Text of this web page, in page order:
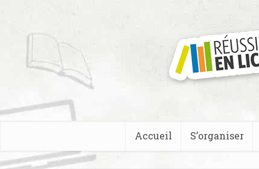
Accueil S’organiser